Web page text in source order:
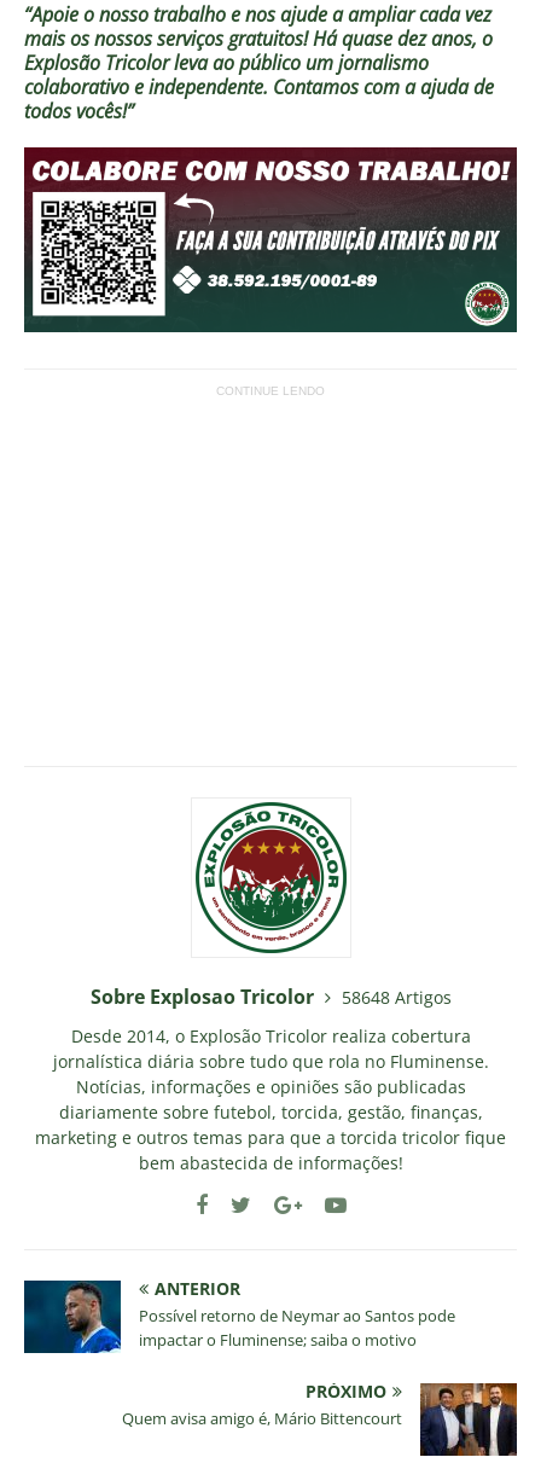
“Apoie o nosso trabalho e nos ajude a ampliar cada vez
mais os nossos serviços gratuitos!Há quase dez anos, o
Explosão Tricolor leva ao público um jornalismo
colaborativo e independente. Contamos com a ajuda de
todos vocês!”
CONTINUE LENDO
Sobre Explosao Tricolor
58648 Artigos
Desde 2014, o Explosão Tricolor realiza cobertura
jornalística diária sobre tudo que rola no Fluminense.
Notícias, informações e opiniões são publicadas
diariamente sobre futebol, torcida, gestão, finanças,
marketing e outros temas para que a torcida tricolor fique
bem abastecida de informações!
ANTERIOR
Possível retorno de Neymar ao Santos pode
impactar o Fluminense; saiba o motivo
PRÓXIMO
Quem avisa amigo é, Mário Bittencourt